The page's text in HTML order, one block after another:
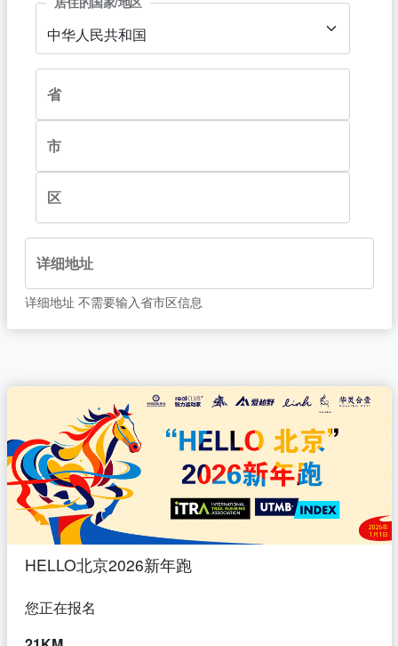
中华人民共和国
省
市
区
详细地址
详细地址 不需要输入省市区信息
HELLO北京2026新年跑
您正在报名